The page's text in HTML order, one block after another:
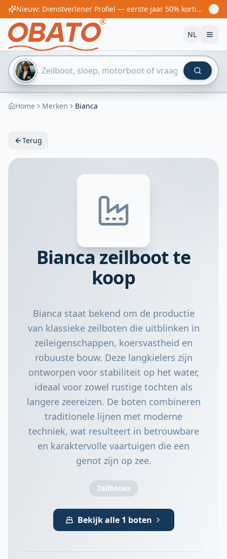
Nieuw: Dienstverlener Profiel — eerste jaar 50% korting! Vanaf €60/jaar
NL
Home Merken Bianca
Terug
Bianca zeilboot te
koop
Bianca staat bekend om de productie
van klassieke zeilboten die uitblinken in
zeileigenschappen, koersvastheid en
robuuste bouw. Deze langkielers zijn
ontworpen voor stabiliteit op het water,
ideaal voor zowel rustige tochten als
langere zeereizen. De boten combineren
traditionele lijnen met moderne
techniek, wat resulteert in betrouwbare
en karaktervolle vaartuigen die een
genot zijn op zee.
Zeilboten
Bekijk alle 1 boten